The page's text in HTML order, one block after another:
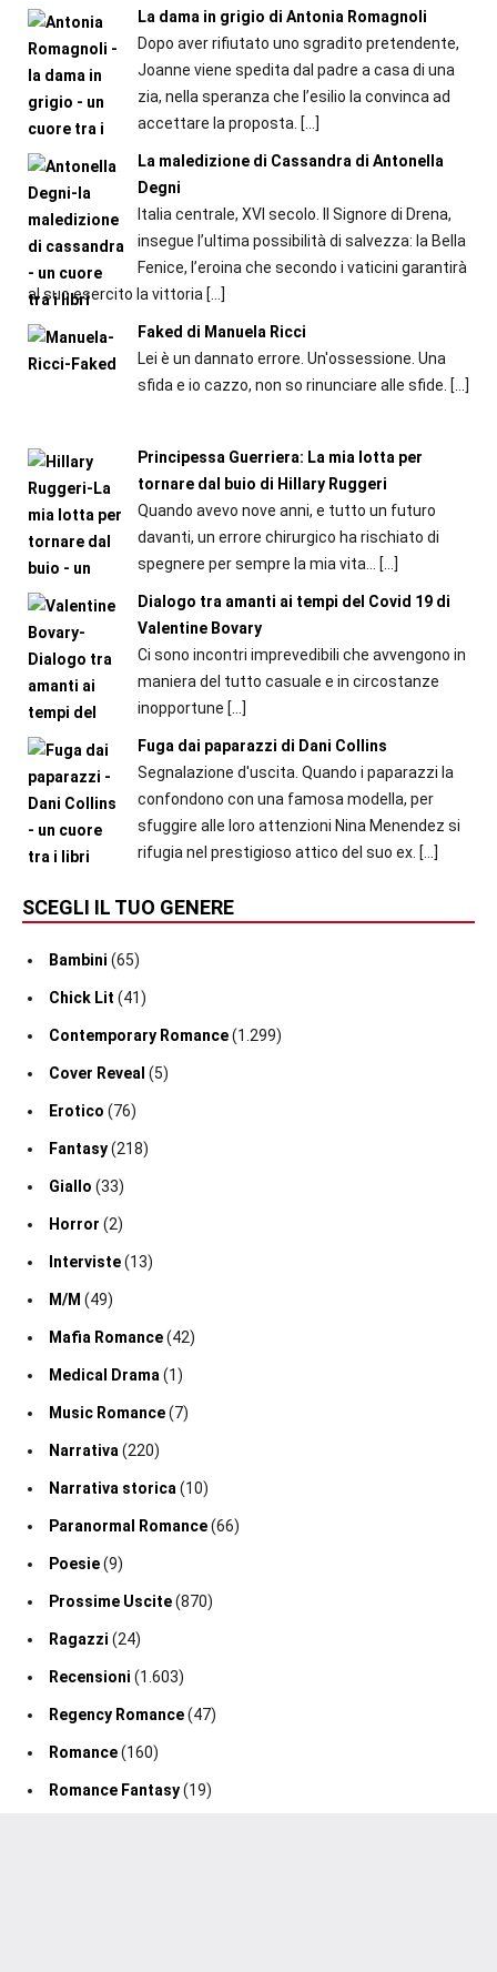
La dama in grigio di Antonia Romagnoli
Dopo aver rifiutato uno sgradito pretendente,
Joanne viene spedita dal padre a casa di una
zia, nella speranza che l’esilio la convinca ad
accettare la proposta. […]
La maledizione di Cassandra di Antonella
Degni
Italia centrale, XVI secolo. Il Signore di Drena,
insegue l’ultima possibilità di salvezza: la Bella
Fenice, l’eroina che secondo i vaticini garantirà
al suo esercito la vittoria […]
Faked di Manuela Ricci
Lei è un dannato errore. Un'ossessione. Una
sfida e io cazzo, non so rinunciare alle sfide. […]
Principessa Guerriera: La mia lotta per
tornare dal buio di Hillary Ruggeri
Quando avevo nove anni, e tutto un futuro
davanti, un errore chirurgico ha rischiato di
spegnere per sempre la mia vita...
[…]
Dialogo tra amanti ai tempi del Covid 19 di
Valentine Bovary
Ci sono incontri imprevedibili che avvengono in
maniera del tutto casuale e in circostanze
inopportune […]
Fuga dai paparazzi di Dani Collins
Segnalazione d'uscita. Quando i paparazzi la
confondono con una famosa modella, per
sfuggire alle loro attenzioni Nina Menendez si
rifugia nel prestigioso attico del suo ex. […]
SCEGLI IL TUO GENERE
Bambini (65)
Chick Lit (41)
Contemporary Romance(1.299)
Cover Reveal (5)
Erotico (76)
Fantasy(218)
Giallo (33)
Horror (2)
Interviste(13)
M/M (49)
Mafia Romance(42)
Medical Drama (1)
Music Romance(7)
Narrativa (220)
Narrativa storica (10)
Paranormal Romance(66)
Poesie(9)
Prossime Uscite(870)
Ragazzi (24)
Recensioni (1.603)
Regency Romance(47)
Romance(160)
Romance Fantasy(19)